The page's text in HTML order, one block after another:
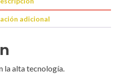
adicional
la alta tecnología.